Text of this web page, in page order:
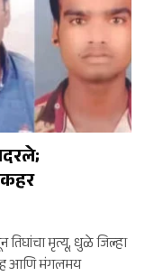
कहर
तिघांचा मृत्यू, धुळे जिल्हा
आणि मंगलमय